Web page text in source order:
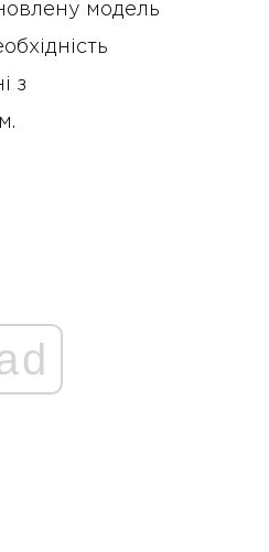
модель
з